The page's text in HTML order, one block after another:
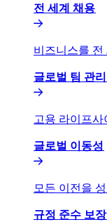
전 세계 채용​​
비즈니스를 전
글로벌 팀 관리​​
고용 라이프
글로벌 이동성​​
모든 이전을
규정 준수 보장​​